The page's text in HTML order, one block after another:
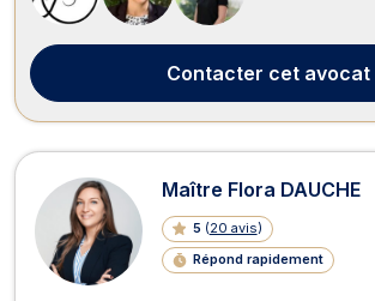
Contacter cet avocat
Maître Flora DAUCHE
5 (20 avis)
Répond rapidement